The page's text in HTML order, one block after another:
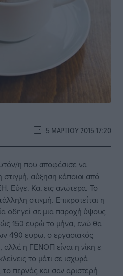
5 ΜΑΡΤΊΟΥ 2015 17:20
ή που αποφάσισε να
αύξηση κάποιοι από
Εύγε. Και εις ανώτερα. Το
στιγμή. Επικροτείται η
οδηγεί σε μια παροχή ύψους
150 ευρώ το μήνα, ενώ θα
490 ευρώ, ο εργασιακός
η ΓΕΝΟΠ είναι η νίκη ε;
το μάτι σε ισχυρά
περνάς και σαν αριστερή